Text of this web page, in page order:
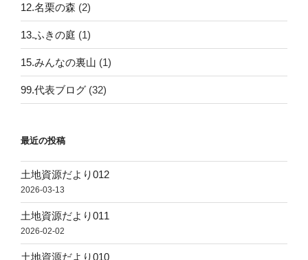
12.名栗の森 (2)
13.ふきの庭 (1)
15.みんなの裏山 (1)
99.代表ブログ (32)
最近の投稿
土地資源だより012
2026-03-13
土地資源だより011
2026-02-02
土地資源だより010